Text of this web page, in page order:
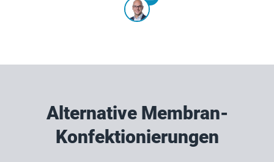
Alternative Membran-
Konfektionierungen